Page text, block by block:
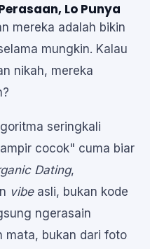
Lo Punya
mereka adalah bikin
mungkin. Kalau
nikah, mereka
seringkali
cocok" cuma biar
Dating,
vibeasli, bukan kode
ngerasain
mata, bukan dari foto